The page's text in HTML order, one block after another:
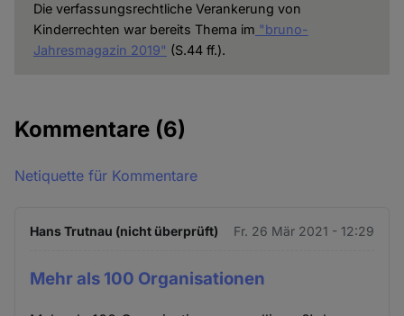
Die verfassungsrechtliche Verankerung von
Kinderrechten war bereits Thema im "bruno-
Jahresmagazin 2019" (S.44 ff.).
Kommentare (6)
Netiquette für Kommentare
Hans Trutnau (nicht überprüft) Fr. 26 Mär 2021 - 12:29
Mehr als 100 Organisationen